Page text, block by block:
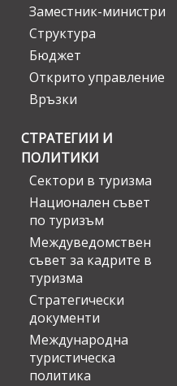
Заместник-министри
Структура
Бюджет
Открито управление
Връзки
СТРАТЕГИИ И
ПОЛИТИКИ
Сектори в туризма
Национален съвет
по туризъм
Междуведомствен
съвет за кадрите в
туризма
Стратегически
документи
Международна
туристическа
политика